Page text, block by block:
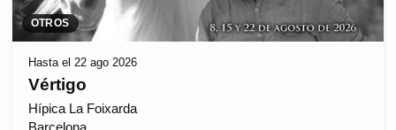
OTROS
Hasta el 22 ago 2026
Vértigo
Hípica La Foixarda